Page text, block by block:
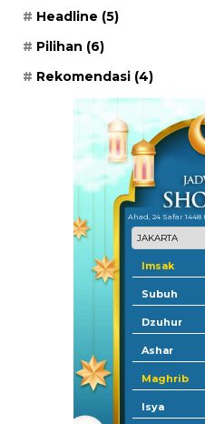
Headline (5)
Pilihan (6)
Rekomendasi (4)
Ahad, 24 Safar
Imsak
Subuh
Dzuhur
Ashar
Maghrib
Isya